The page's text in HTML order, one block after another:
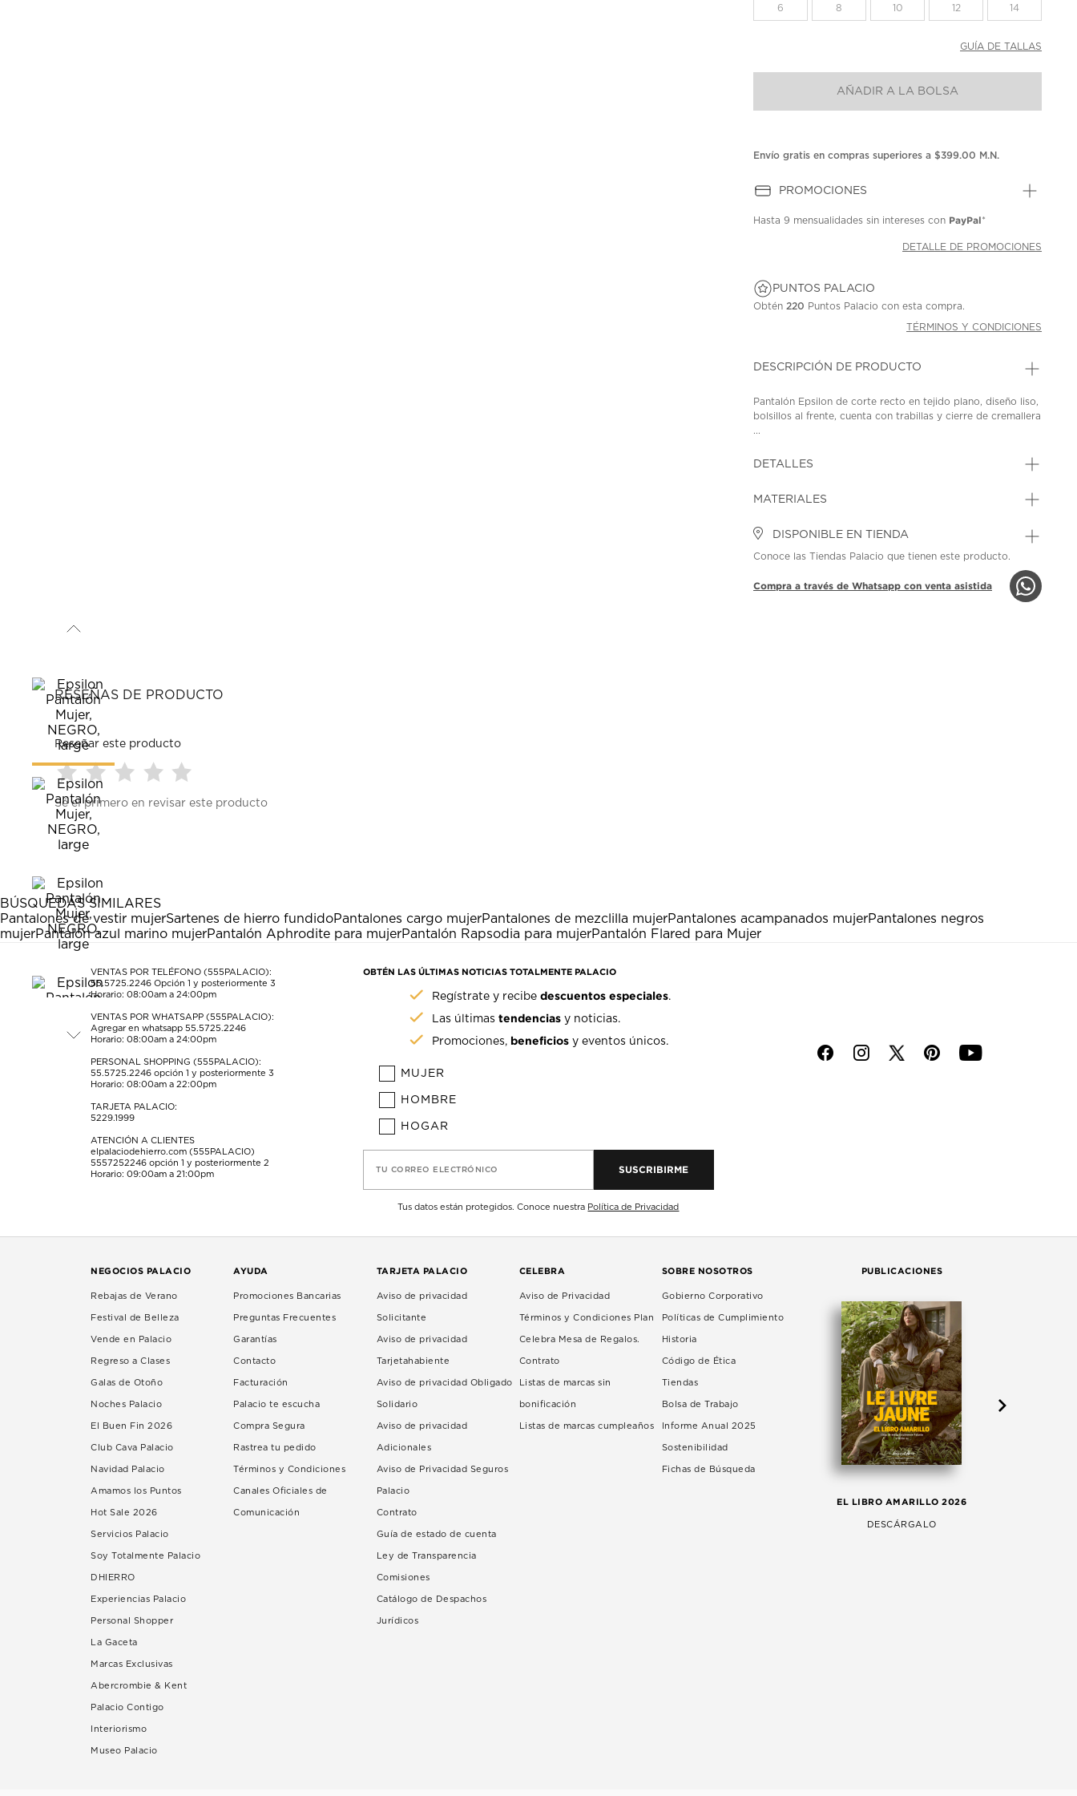
misma
6 8 10 12 14
GUÍA DE TALLAS
AÑADIR A LA BOLSA
Envío gratis en compras superiores a $399.00 M.N.
PROMOCIONES
Hasta9 mensualidades sin intereses con PayPal*
DETALLE DE PROMOCIONES
PUNTOS PALACIO
Obtén 220 Puntos Palacio con esta compra.
TÉRMINOS Y CONDICIONES
DESCRIPCIÓN DE PRODUCTO
Pantalón Epsilon de corte recto en tejido plano, diseño liso,
bolsillos al frente, cuenta con trabillas y cierre de cremallera
...
DETALLES
MATERIALES
DISPONIBLE EN TIENDA
Conoce las Tiendas Palacio que tienen este producto.
Compra a través de Whatsapp con venta asistida
RESEÑAS DE PRODUCTO
Reseñar este producto
Seleccionar
para
calificar
el
artículo
1
estrella
Esta
acción
abrirá
formulario
de
Seleccionar
para
calificar
el
artículo
2
estrellas.
Esta
acción
abrirá
formulario
de
para
estrellas.
Esta
acción
abrirá
formulario
de
para
estrellas.
Esta
acción
abrirá
formulario
de
para
Esta
acción
abrirá
formulario
de
envío.
Sé el primero en revisar este producto
BÚSQUEDAS SIMILARES
Pantalones de vestir mujerSartenes de hierro fundidoPantalones cargo mujerPantalones de mezclilla mujerPantalones acampanados mujerPantalones negros
mujerPantalón azul marino mujerPantalón Aphrodite para mujerPantalón Rapsodia para mujerPantalón Flared para Mujer
VENTAS POR TELÉFONO (555PALACIO):
55.5725.2246 Opción 1 y posteriormente 3
Horario: 08:00am a 24:00pm
VENTAS POR WHATSAPP (555PALACIO):
Agregar en whatsapp 55.5725.2246
Horario: 08:00am a 24:00pm
PERSONAL SHOPPING (555PALACIO):
55.5725.2246 opción 1 y posteriormente 3
Horario: 08:00am a 22:00pm
TARJETA PALACIO:
5229.1999
ATENCIÓN A CLIENTES
elpalaciodehierro.com (555PALACIO)
5557252246 opción 1 y posteriormente 2
Horario: 09:00am a 21:00pm
OBTÉN LAS ÚLTIMAS NOTICIAS TOTALMENTE PALACIO
Regístrate y recibedescuentos especiales.
Las últimastendencias y noticias.
Promociones, beneficios y eventos únicos.
MUJER
HOMBRE
HOGAR
TU CORREO ELECTRÓNICO SUSCRIBIRME
Tus datos están protegidos. Conoce nuestra Política de Privacidad
f i p y
NEGOCIOS PALACIO
Rebajas de Verano
Festival de Belleza
Vende en Palacio
Regreso a Clases
Galas de Otoño
Noches Palacio
El Buen Fin 2026
Club Cava Palacio
Navidad Palacio
Amamos los Puntos
Hot Sale 2026
Servicios Palacio
Soy Totalmente Palacio
DHIERRO
Experiencias Palacio
Personal Shopper
La Gaceta
Marcas Exclusivas
Abercrombie & Kent
Palacio Contigo
Interiorismo
Museo Palacio
AYUDA
Promociones Bancarias
Preguntas Frecuentes
Garantías
Contacto
Facturación
Palacio te escucha
Compra Segura
Rastrea tu pedido
Términos y Condiciones
Canales Oficiales de
Comunicación
TARJETA PALACIO
Aviso de privacidad
Solicitante
Aviso de privacidad
Tarjetahabiente
Aviso de privacidad Obligado
Solidario
Aviso de privacidad
Adicionales
Aviso de Privacidad Seguros
Palacio
Contrato
Guía de estado de cuenta
Ley de Transparencia
Comisiones
Catálogo de Despachos
Jurídicos
CELEBRA
Aviso de Privacidad
Términos y Condiciones Plan
Celebra Mesa de Regalos.
Contrato
Listas de marcas sin
bonificación
Listas de marcas cumpleaños
SOBRE NOSOTROS
Gobierno Corporativo
Políticas de Cumplimiento
Historia
Código de Ética
Tiendas
Bolsa de Trabajo
Informe Anual 2025
Sostenibilidad
Fichas de Búsqueda
PUBLICACIONES
EL LIBRO AMARILLO 2026
DESCÁRGALO